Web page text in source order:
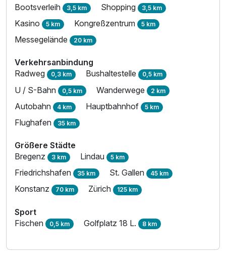
Bootsverleih 3,5 km Shopping 3,5 km
Kasino 5 km Kongreßzentrum 5 km
Messegelände 20 km
Verkehrsanbindung
Radweg 0,3 km Bushaltestelle 0,5 km
U / S-Bahn 0,5 km Wanderwege 2 km
Autobahn 4 km Hauptbahnhof 5 km
Flughafen 35 km
Größere Städte
Bregenz 3 km Lindau 5 km
Friedrichshafen 35 km St. Gallen 45 km
Konstanz 70 km Zürich 125 km
Sport
Fischen 0,5 km Golfplatz 18 L. 8 km